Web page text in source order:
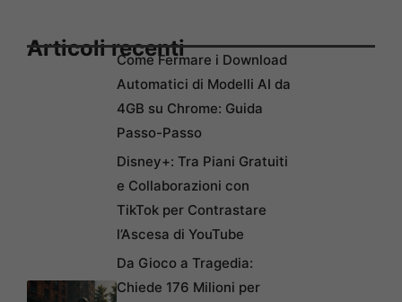
Articoli recentiCome Fermare i Download
Automatici di Modelli AI da
4GB su Chrome: Guida
Passo-Passo
Disney+: Tra Piani Gratuiti
e Collaborazioni con
TikTok per Contrastare
l’Ascesa di YouTube
Da Gioco a Tragedia:
Chiede 176 Milioni per